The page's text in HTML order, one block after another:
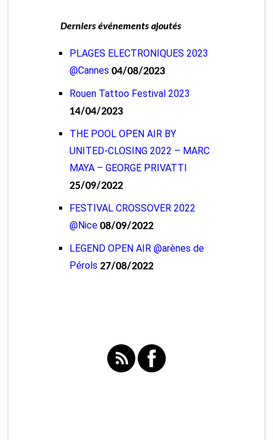
Derniers événements ajoutés
PLAGES ELECTRONIQUES 2023
@Cannes 04/08/2023
Rouen Tattoo Festival 2023
14/04/2023
THE POOL OPEN AIR BY
UNITED-CLOSING 2022 – MARC
MAYA – GEORGE PRIVATTI
25/09/2022
FESTIVAL CROSSOVER 2022
@Nice 08/09/2022
LEGEND OPEN AIR @arènes de
Pérols 27/08/2022